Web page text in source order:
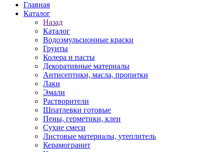
Главная
Каталог
Назад
Каталог
Водоэмульсионные краски
Грунты
Колера и пасты
Декоративные материалы
Антисептики, масла, пропитки
Лаки
Эмали
Растворители
Шпатлевки готовые
Пены, герметики, клеи
Сухие смеси
Листовые материалы, утеплитель
Керамогранит